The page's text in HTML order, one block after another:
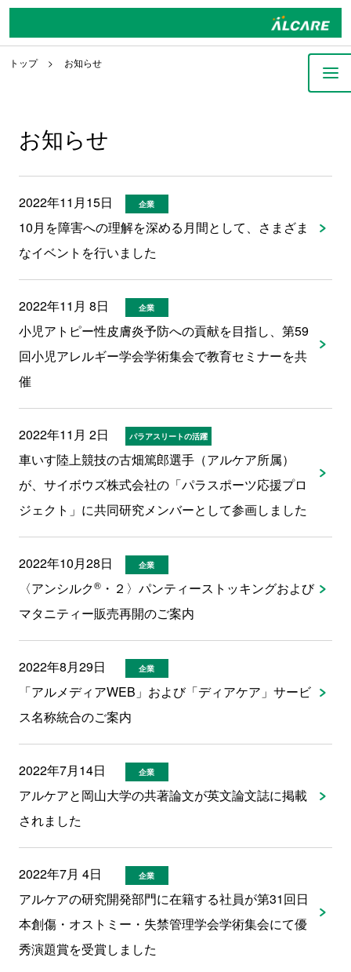
トップ お知らせ
お知らせ
2022年11月15日 企業
10月を障害への理解を深める月間として、さまざま
なイベントを行いました
2022年11月 8日 企業
小児アトピー性皮膚炎予防への貢献を目指し、第59
回小児アレルギー学会学術集会で教育セミナーを共
催
2022年11月 2日 パラアスリートの活躍
車いす陸上競技の古畑篤郎選手（アルケア所属）
が、サイボウズ株式会社の「パラスポーツ応援プロ
ジェクト」に共同研究メンバーとして参画しました
2022年10月28日 企業
〈アンシルク®・２〉パンティーストッキングおよび
マタニティー販売再開のご案内
2022年8月29日 企業
「アルメディアWEB」および「ディアケア」サービ
ス名称統合のご案内
2022年7月14日 企業
アルケアと岡山大学の共著論文が英文論文誌に掲載
されました
2022年7月 4日 企業
アルケアの研究開発部門に在籍する社員が第31回日
本創傷・オストミー・失禁管理学会学術集会にて優
秀演題賞を受賞しました